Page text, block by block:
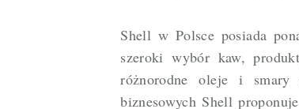
Shell w Polsce posiada
szeroki wybór kaw,
różnorodne oleje i smary
biznesowych Shell